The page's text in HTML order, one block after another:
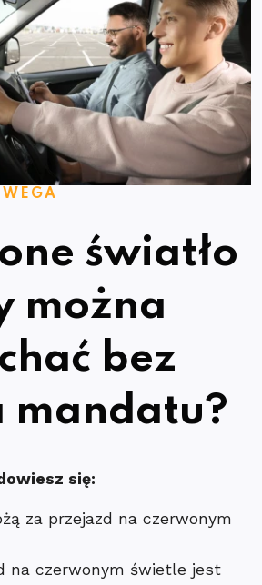
światło
można
bez
mandatu?
się:
za przejazd na czerwonym
na czerwonym świetle jest